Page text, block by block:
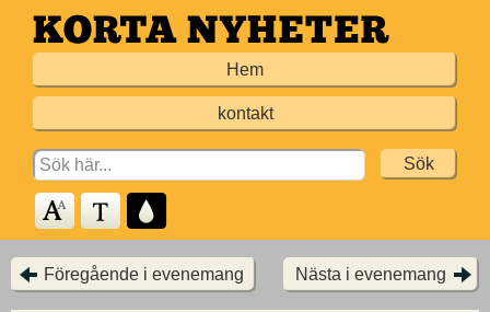
Hoppa
till
Hem
kontakt
Search
for:
Föregående i evenemang Nästa i evenemang